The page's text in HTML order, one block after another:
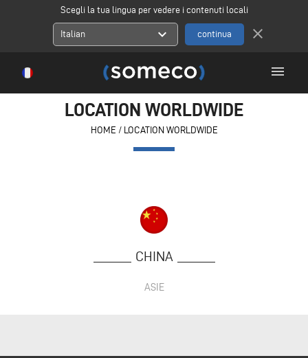
Scegli la tua lingua per vedere i contenuti locali
Italian expand_more close
menu
LOCATION WORLDWIDE
HOME / LOCATION WORLDWIDE
CHINA
ASIE